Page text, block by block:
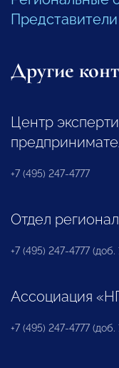
Другие
Центр
+7 (495) 247-4777
Отдел
+7 (495) 247-4777 (доб.
Ассоциация
+7 (495) 247-4777 (доб.